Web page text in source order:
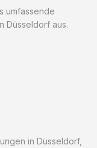
umfassende
Düsseldorf aus.
in Düsseldorf,